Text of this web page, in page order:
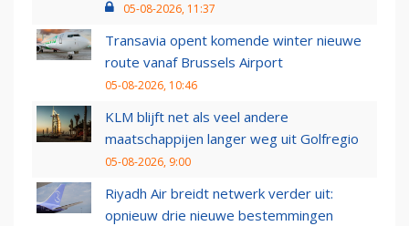
05-08-2026, 11:37
Transavia opent komende winter nieuwe
route vanaf Brussels Airport
05-08-2026, 10:46
KLM blijft net als veel andere
maatschappijen langer weg uit Golfregio
05-08-2026, 9:00
Riyadh Air breidt netwerk verder uit:
opnieuw drie nieuwe bestemmingen